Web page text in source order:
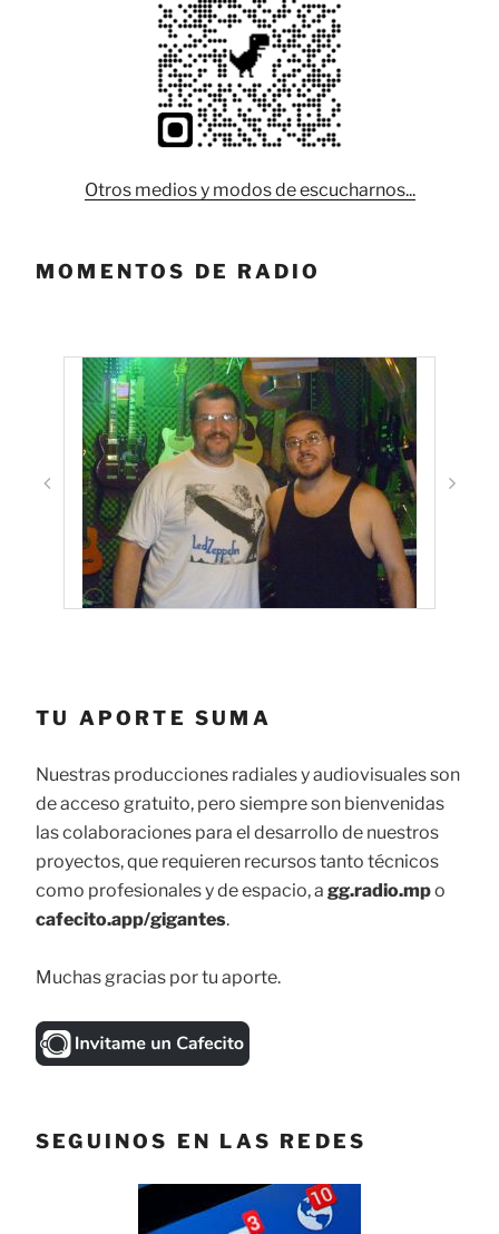
Otros medios y modos de escucharnos...
MOMENTOS DE RADIO
TU APORTE SUMA
Nuestras producciones radiales y audiovisuales son
de acceso gratuito, pero siempre son bienvenidas
las colaboraciones para el desarrollo de nuestros
proyectos, que requieren recursos tanto técnicos
como profesionales y de espacio, a gg.radio.mpo
cafecito.app/gigantes.
Muchas gracias por tu aporte.
SEGUINOS EN LAS REDES